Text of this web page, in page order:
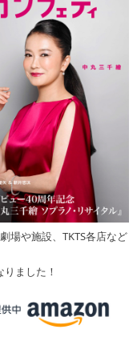
場や施設、TKTS各店など
ました！